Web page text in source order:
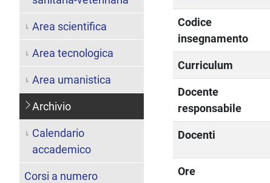
Codice
insegnamento
Curriculum
Docente
responsabile
Docenti
Ore
Area scientifica
Area tecnologica
Area umanistica
Archivio
Calendario
accademico
Corsi a numero